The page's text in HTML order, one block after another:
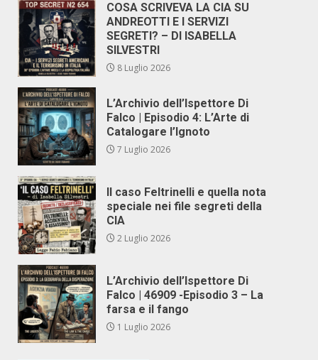
COSA SCRIVEVA LA CIA SU
ANDREOTTI E I SERVIZI
SEGRETI? – DI ISABELLA
SILVESTRI
8 Luglio 2026
L’Archivio dell’Ispettore Di
Falco | Episodio 4: L’Arte di
Catalogare l’Ignoto
7 Luglio 2026
Il caso Feltrinelli e quella nota
speciale nei file segreti della
CIA
2 Luglio 2026
L’Archivio dell’Ispettore Di
Falco | 46909 -Episodio 3 – La
farsa e il fango
1 Luglio 2026